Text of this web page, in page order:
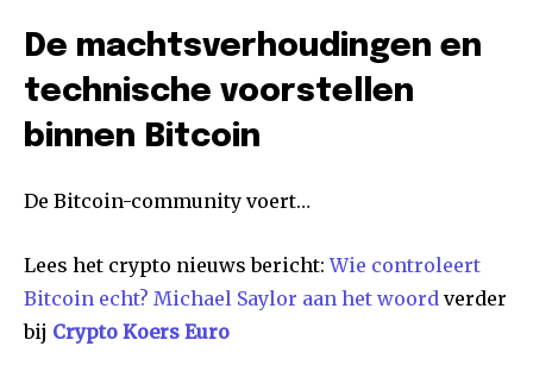
De machtsverhoudingen en
technische voorstellen
binnen Bitcoin
De Bitcoin-community voert…
Lees het crypto nieuws bericht:Wie controleert
Bitcoin echt? Michael Saylor aan het woord verder
bij Crypto Koers Euro